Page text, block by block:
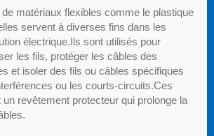
matériaux flexibles comme le plastique
servent à diverses fins dans les
électrique.Ils sont utilisés pour
les fils, protéger les câbles des
et isoler des fils ou câbles spécifiques
ou les courts-circuits.Ces
revêtement protecteur qui prolonge la